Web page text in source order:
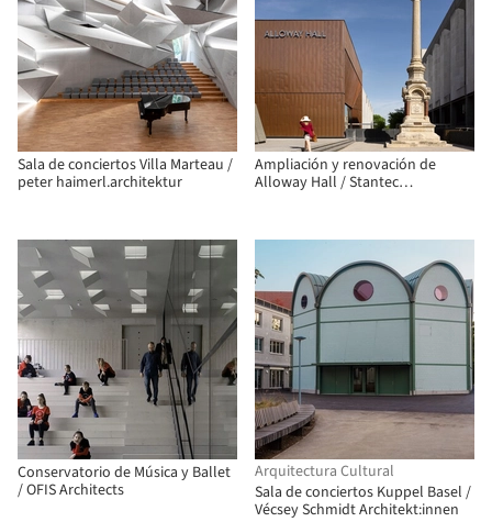
Sala de conciertos Villa Marteau /
peter haimerl.architektur
Ampliación y renovación de
Alloway Hall / Stantec
Conservatorio de Música y Ballet
/ OFIS Architects
Arquitectura Cultural
Sala de conciertos Kuppel Basel /
Vécsey Schmidt Architekt:innen